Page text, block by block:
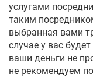
услугами
таким
выбранная вами
случае у вас
ваши деньги не
не рекомендуем